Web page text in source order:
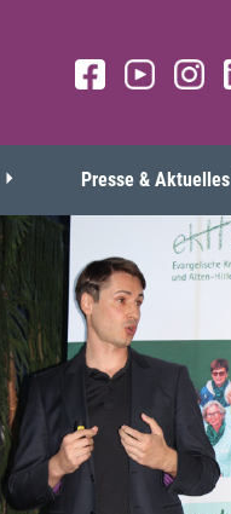
Presse & Aktuelles